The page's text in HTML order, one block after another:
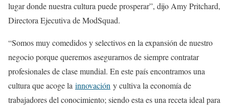
lugar donde nuestra cultura puede prosperar”, dijo Amy Pritchard,
Directora Ejecutiva de ModSquad.
“Somos muy comedidos y selectivos en la expansión de nuestro
negocio porque queremos asegurarnos de siempre contratar
profesionales de clase mundial. En este país encontramos una
cultura que acoge la innovación y cultiva la economía de
trabajadores del conocimiento; siendo esta es una receta ideal para